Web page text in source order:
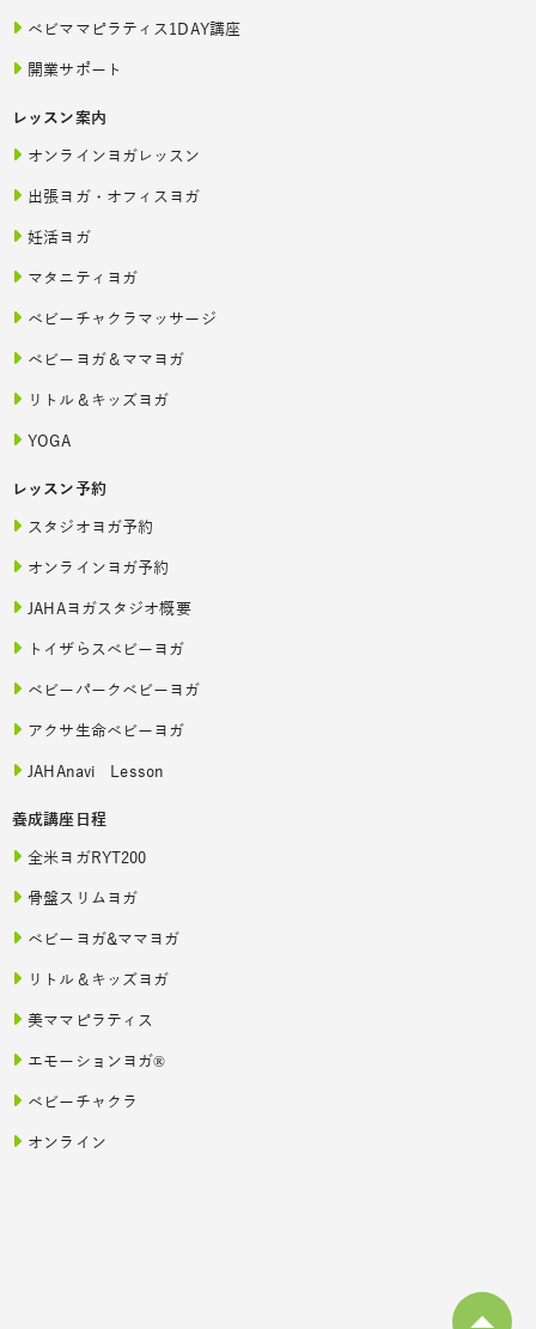
ベビママピラティス1DAY講座
開業サポート
レッスン案内
オンラインヨガレッスン
出張ヨガ・オフィスヨガ
妊活ヨガ
マタニティヨガ
ベビーチャクラマッサージ
ベビーヨガ＆ママヨガ
リトル＆キッズヨガ
YOGA
レッスン予約
スタジオヨガ予約
オンラインヨガ予約
JAHAヨガスタジオ概要
トイザらスベビーヨガ
ベビーパークベビーヨガ
アクサ生命ベビーヨガ
JAHAnavi Lesson
養成講座日程
全米ヨガRYT200
骨盤スリムヨガ
ベビーヨガ&ママヨガ
リトル＆キッズヨガ
美ママピラティス
エモーションヨガ®
ベビーチャクラ
オンライン